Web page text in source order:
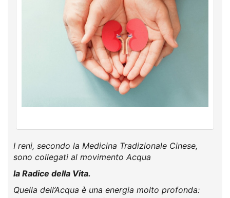
I reni, secondo la Medicina Tradizionale Cinese,
sono collegati al movimento Acqua
la Radice della Vita.
Quella dell’Acqua è una energia molto profonda: